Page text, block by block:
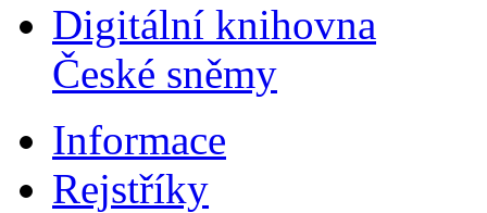
Digitální knihovna
České sněmy
Informace
Rejstříky